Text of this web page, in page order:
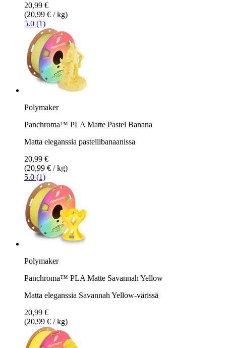
20,99 €
(20,99 € / kg)
5.0 (1)
Polymaker
Panchroma™ PLA Matte Pastel Banana
Matta eleganssia pastellibanaanissa
20,99 €
(20,99 € / kg)
5.0 (1)
Polymaker
Panchroma™ PLA Matte Savannah Yellow
Matta eleganssia Savannah Yellow-värissä
20,99 €
(20,99 € / kg)